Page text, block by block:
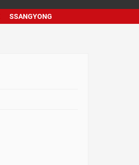
SSANGYONG